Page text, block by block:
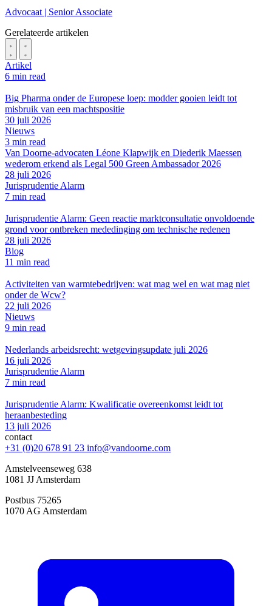
Advocaat | Senior Associate
Gerelateerde artikelen
Artikel
6 min read
Big Pharma onder de Europese loep: modder gooien leidt tot
misbruik van een machtspositie
30 juli 2026
Nieuws
3 min read
Van Doorne-advocaten Léone Klapwijk en Diederik Maessen
wederom erkend als Legal 500 Green Ambassador 2026
28 juli 2026
Jurisprudentie Alarm
7 min read
Jurisprudentie Alarm: Geen reactie marktconsultatie onvoldoende
grond voor ontbreken mededinging om technische redenen
28 juli 2026
Blog
11 min read
Activiteiten van warmtebedrijven: wat mag wel en wat mag niet
onder de Wcw?
22 juli 2026
Nieuws
9 min read
Nederlands arbeidsrecht: wetgevingsupdate juli 2026
16 juli 2026
Jurisprudentie Alarm
7 min read
Jurisprudentie Alarm: Kwalificatie overeenkomst leidt tot
heraanbesteding
13 juli 2026
contact
+31 (0)20 678 91 23 info@vandoorne.com
Amstelveenseweg 638
1081 JJ Amsterdam
Postbus 75265
1070 AG Amsterdam